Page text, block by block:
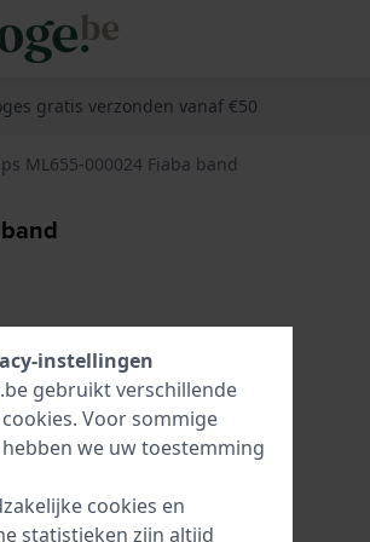
gratis verzonden vanaf €50
ML655-000024 Fiaba band
instellingen
gebruikt verschillende
cookies. Voor sommige
we uw toestemming
cookies en
statistieken zijn altijd